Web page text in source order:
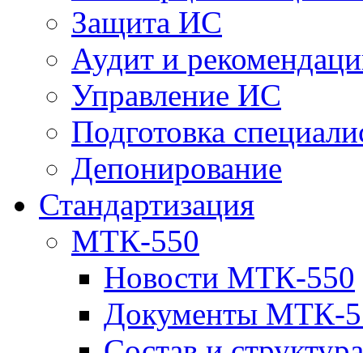
Защита ИС
Аудит и
Управление ИС
Подготовка
Депонирование
Стандартизация
МТК-550
Новости МТК-550
Документы МТК-